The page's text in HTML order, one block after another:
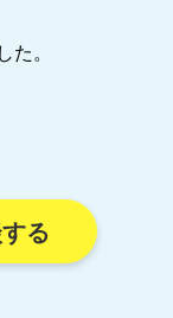
。
る